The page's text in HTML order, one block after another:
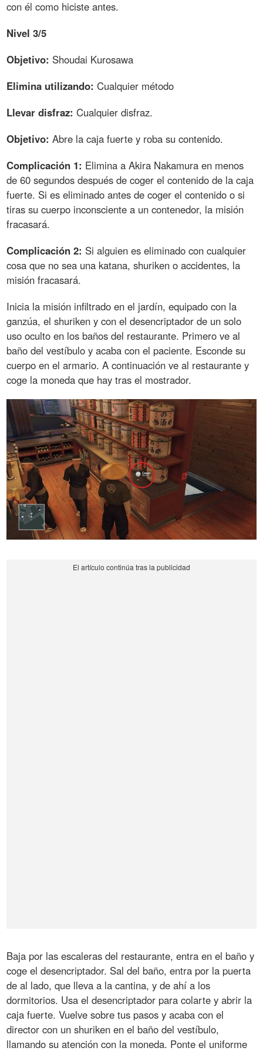
con él como hiciste antes.
Nivel 3/5
Objetivo: Shoudai Kurosawa
Elimina utilizando: Cualquier método
Llevar disfraz: Cualquier disfraz.
Objetivo: Abre la caja fuerte y roba su contenido.
Complicación 1: Elimina a Akira Nakamura en menos
de 60 segundos después de coger el contenido de la caja
fuerte. Si es eliminado antes de coger el contenido o si
tiras su cuerpo inconsciente a un contenedor, la misión
fracasará.
Complicación 2: Si alguien es eliminado con cualquier
cosa que no sea una katana, shuriken o accidentes, la
misión fracasará.
Inicia la misión infiltrado en el jardín, equipado con la
ganzúa, el shuriken y con el desencriptador de un solo
uso oculto en los baños del restaurante. Primero ve al
baño del vestíbulo y acaba con el paciente. Esconde su
cuerpo en el armario. A continuación ve al restaurante y
coge la moneda que hay tras el mostrador.
Baja por las escaleras del restaurante, entra en el baño y
coge el desencriptador. Sal del baño, entra por la puerta
de al lado, que lleva a la cantina, y de ahí a los
dormitorios. Usa el desencriptador para colarte y abrir la
caja fuerte. Vuelve sobre tus pasos y acaba con el
director con un shuriken en el baño del vestíbulo,
llamando su atención con la moneda. Ponte el uniforme